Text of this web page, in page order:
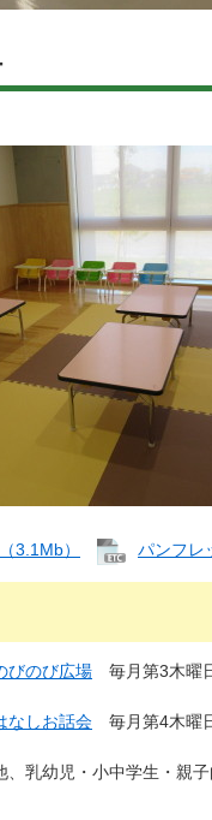
3.1Mb） パンフレ
びのび広場 毎月第3木曜
なしお話会 毎月第4木曜
乳幼児・小中学生・親